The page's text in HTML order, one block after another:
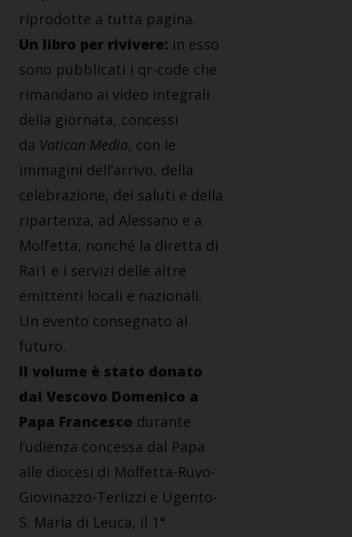
riprodotte a tutta pagina.
Un libro per rivivere: in esso
sono pubblicati i qr-code che
rimandano ai video integrali
della giornata, concessi
da Vatican Media, con le
immagini dell’arrivo, della
celebrazione, dei saluti e della
ripartenza, ad Alessano e a
Molfetta, nonché la diretta di
Rai1 e i servizi delle altre
emittenti locali e nazionali.
Un evento consegnato al
futuro.
Il volume è stato donato
dal Vescovo Domenico a
Papa Francesco durante
l’udienza concessa dal Papa
alle diocesi di Molfetta-Ruvo-
Giovinazzo-Terlizzi e Ugento-
S. Maria di Leuca, il 1°